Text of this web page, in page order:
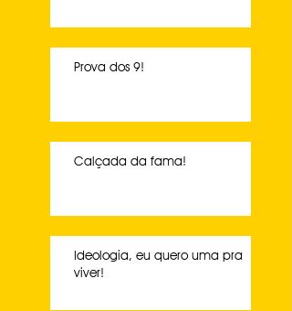
Prova dos 9!
Calçada da fama!
Ideologia, eu quero uma pra
viver!